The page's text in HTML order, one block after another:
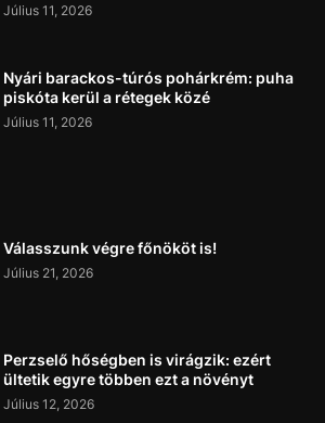
Július 11, 2026
Nyári barackos-túrós pohárkrém: puha
piskóta kerül a rétegek közé
Július 11, 2026
Válasszunk végre főnököt is!
Július 21, 2026
Perzselő hőségben is virágzik: ezért
ültetik egyre többen ezt a növényt
Július 12, 2026